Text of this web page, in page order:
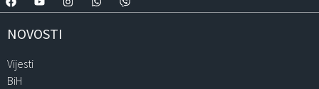
NOVOSTI
Vijesti
BiH